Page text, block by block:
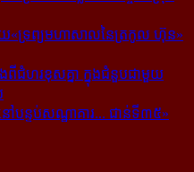
​«ទ្រព្យមហាសាល​នៃ​ត្រកូល ហ៊ុន»​
ពី​ជំហរ​ខុស​គ្នា ក្នុង​ជំនួប​ជាមួយ​
នៅបន្ទប់សណ្ឋាគារ... ជាន់ទី៣៥»